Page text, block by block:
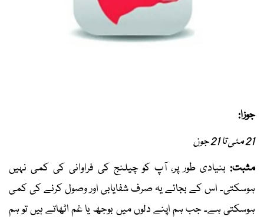
جوزا:
21 مئی تا 21 جون
مثبت: بنیادی طور پر، آپ کو چیلنج کی فراوانی کی کمی نہیں
ہوسکتی۔ اس کے بجائے یہ صرف شفایابی اور وصول کرنے کی کمی
ہوسکتی ہے۔ جب ہم اپنے دلوں میں بوجھ یا غم اٹھاتے ہیں تو ہم